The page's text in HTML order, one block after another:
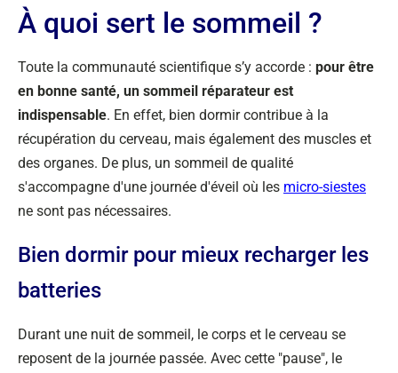
À quoi sert le sommeil ?
Toute la communauté scientifique s’y accorde : pour être
en bonne santé, un sommeil réparateur est
indispensable. En effet, bien dormir contribue à la
récupération du cerveau, mais également des muscles et
des organes. De plus, un sommeil de qualité
s'accompagne d'une journée d'éveil où les micro-siestes
ne sont pas nécessaires.
Bien dormir pour mieux recharger les
batteries
Durant une nuit de sommeil, le corps et le cerveau se
reposent de la journée passée. Avec cette "pause", le